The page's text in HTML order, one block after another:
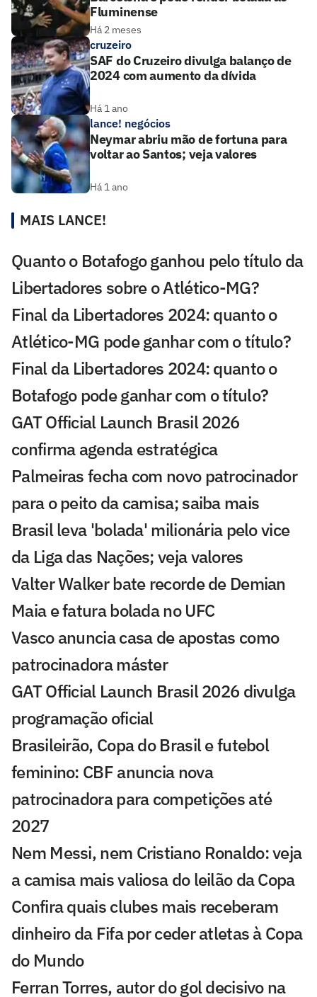
Fluminense
Há 2 meses
cruzeiro
SAF do Cruzeiro divulga balanço de
2024 com aumento da dívida
Há 1 ano
lance! negócios
Neymar abriu mão de fortuna para
voltar ao Santos; veja valores
Há 1 ano
MAIS LANCE!
Quanto o Botafogo ganhou pelo título da
Libertadores sobre o Atlético-MG?
Final da Libertadores 2024: quanto o
Atlético-MG pode ganhar com o título?
Final da Libertadores 2024: quanto o
Botafogo pode ganhar com o título?
GAT Official Launch Brasil 2026
confirma agenda estratégica
Palmeiras fecha com novo patrocinador
para o peito da camisa; saiba mais
Brasil leva 'bolada' milionária pelo vice
da Liga das Nações; veja valores
Valter Walker bate recorde de Demian
Maia e fatura bolada no UFC
Vasco anuncia casa de apostas como
patrocinadora máster
GAT Official Launch Brasil 2026 divulga
programação oficial
Brasileirão, Copa do Brasil e futebol
feminino: CBF anuncia nova
patrocinadora para competições até
2027
Nem Messi, nem Cristiano Ronaldo: veja
a camisa mais valiosa do leilão da Copa
Confira quais clubes mais receberam
dinheiro da Fifa por ceder atletas à Copa
do Mundo
Ferran Torres, autor do gol decisivo na